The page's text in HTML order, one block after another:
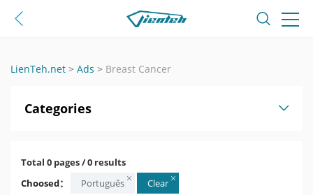
LienTeh.net > Ads > Breast Cancer
Categories
Total 0 pages / 0 results
Choosed：
Português Clear